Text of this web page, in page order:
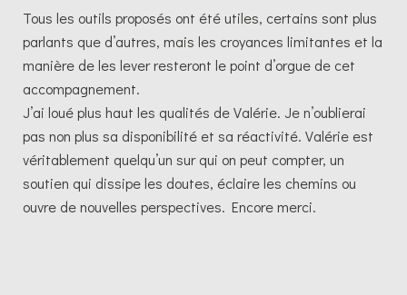
Tous les outils proposés ont été utiles, certains sont plus
parlants que d’autres, mais les croyances limitantes et la
manière de les lever resteront le point d’orgue de cet
accompagnement.
J’ai loué plus haut les qualités de Valérie. Je n’oublierai
pas non plus sa disponibilité et sa réactivité. Valérie est
véritablement quelqu’un sur qui on peut compter, un
soutien qui dissipe les doutes, éclaire les chemins ou
ouvre de nouvelles perspectives. Encore merci.